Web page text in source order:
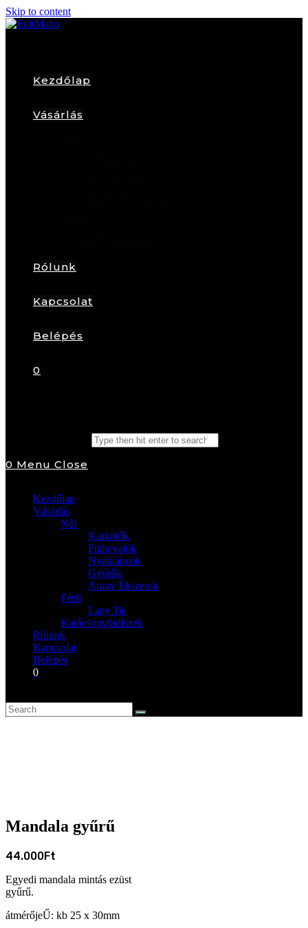
Skip to content
Kezdőlap
Vásárlás
Rólunk
Kapcsolat
Belépés
0
0 Menu Close
Kezdőlap
Vásárlás
Női
Karkötők
Fülbevalók
Nyakláncok
Gyűrűk
Arany Ékszerek
Férfi
Lazy Tie
Karácsonyfadíszek
Rólunk
Kapcsolat
Belépés
0
Mandala gyűrű
44.000Ft
Egyedi mandala mintás ezüst
gyűrű.
átmérőjeŰ: kb 25 x 30mm